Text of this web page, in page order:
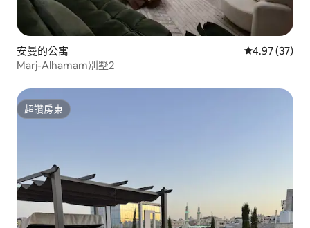
安曼的公寓 從 37 則評價
4.97 (37)
Marj-Alhamam別墅2
超讚房東
超讚房東